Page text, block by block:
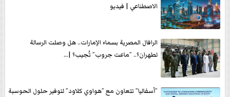
الاصطناعي | فيديو
الرافال المصرية بسماء الإمارات.. هل وصلت الرسالة
لطهران؟.. ”ماعت جروب” تُجيب؟ |...
”أسفاليا” تتعاون مع ”هواوي كلاود” لتوفير حلول الحوسبة